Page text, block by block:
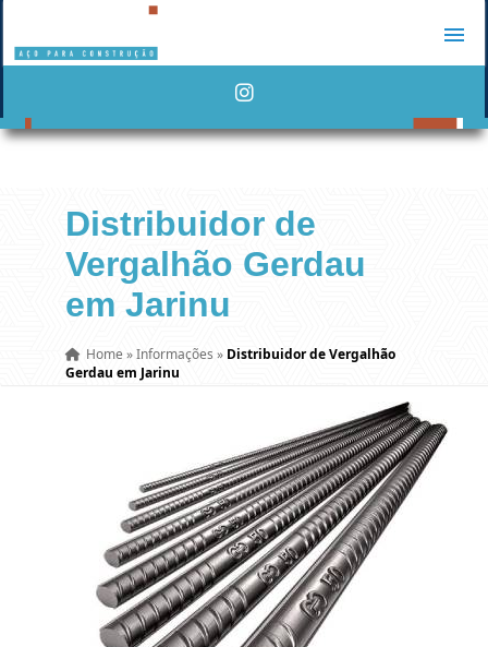
Distribuidor de
Vergalhão Gerdau
em Jarinu
Home »Informações » Distribuidor de Vergalhão
Gerdau em Jarinu